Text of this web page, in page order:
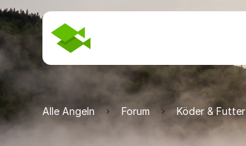
Alle Angeln Forum Köder & Futter